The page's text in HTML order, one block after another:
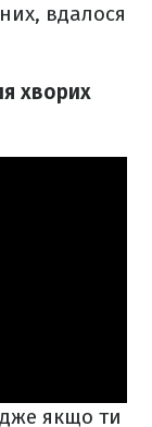
вдалося
хворих
якщо ти